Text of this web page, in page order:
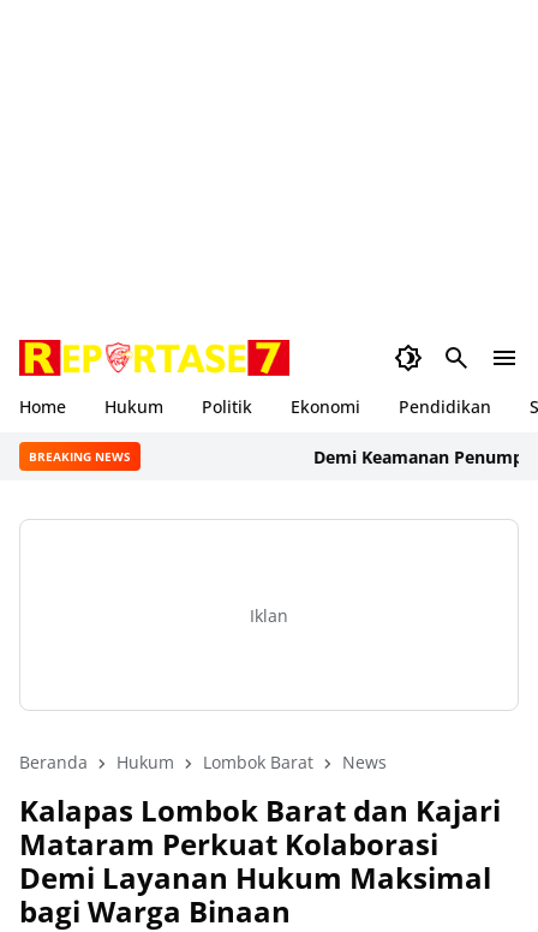
Home Hukum Politik Ekonomi Pendidikan
BREAKING NEWS Demi Keamanan Penumpang,
Iklan
Beranda Hukum Lombok Barat News
Kalapas Lombok Barat dan Kajari
Mataram Perkuat Kolaborasi
Demi Layanan Hukum Maksimal
bagi Warga Binaan